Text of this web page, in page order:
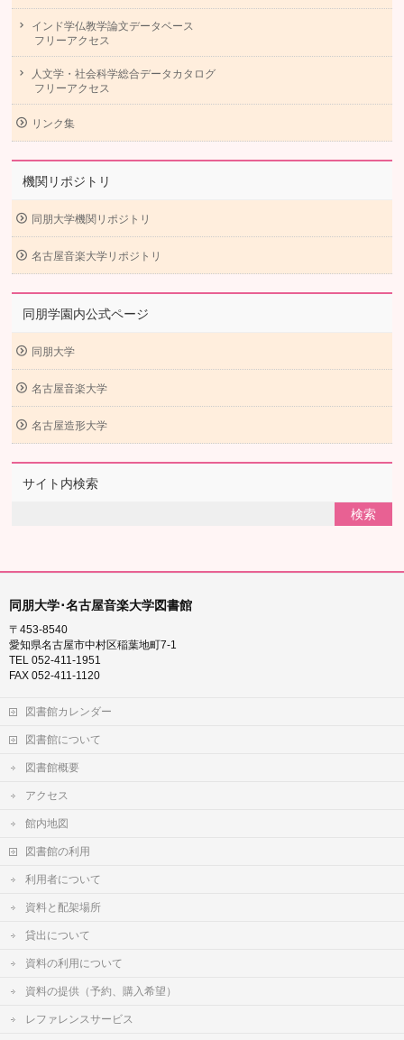
インド学仏教学論文データベース
フリーアクセス
人文学・社会科学総合データカタログ
フリーアクセス
リンク集
機関リポジトリ
同朋大学機関リポジトリ
名古屋音楽大学リポジトリ
同朋学園内公式ページ
同朋大学
名古屋音楽大学
名古屋造形大学
サイト内検索
同朋大学･名古屋音楽大学図書館
〒453-8540
愛知県名古屋市中村区稲葉地町7-1
TEL 052-411-1951
FAX 052-411-1120
図書館カレンダー
図書館について
図書館概要
アクセス
館内地図
図書館の利用
利用者について
資料と配架場所
貸出について
資料の利用について
資料の提供（予約、購入希望）
レファレンスサービス